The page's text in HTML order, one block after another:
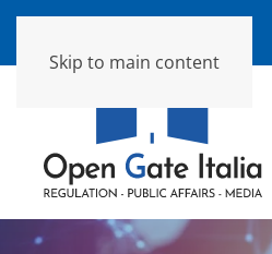
Skip to main content